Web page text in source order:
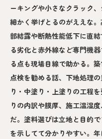
ーキングや小さなクラック
細かく挙げとるのがええな
部結露や断熱性能低下に直
る劣化と赤外線など専門機
る点も現場目線で助かる。
点検を勧める話、下地処理
り・中塗り・上塗りの工程
りの内訳や膜厚、施工温湿
だ。塗料選びは立地と目的
を示してて分かりやすい。